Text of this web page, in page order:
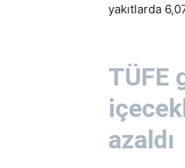
yakıtlarda
TÜFE
azaldı